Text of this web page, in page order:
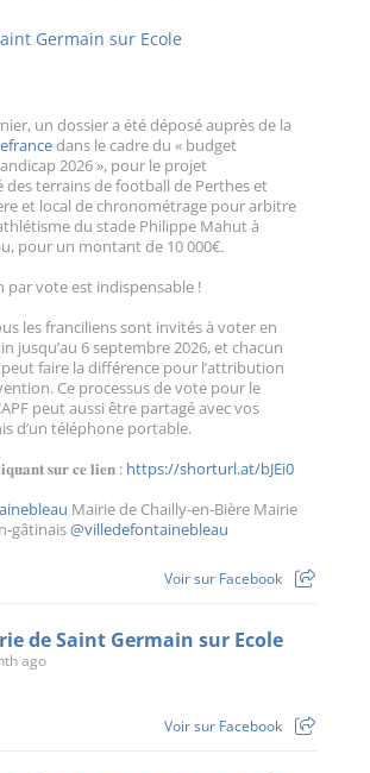
un dossier a été déposé auprès de la
dans le cadre du « budget
2026 », pour le projet
des terrains de football de Perthes et
et local de chronométrage pour arbitre
du stade Philippe Mahut à
pour un montant de 10 000€.
par vote est indispensable !
les franciliens sont invités à voter en
jusqu’au 6 septembre 2026, et chacun
faire la différence pour l’attribution
Ce processus de vote pour le
peut aussi être partagé avec vos
d’un téléphone portable.
𝐬𝐮𝐫 𝐜𝐞 𝐥𝐢𝐞𝐧 : https://shorturl.at/bJEi0
Mairie de Chailly-en-Bière Mairie
gâtinais@villedefontainebleau
Voir sur Facebook
de Saint Germain sur Ecole
ago
Voir sur Facebook